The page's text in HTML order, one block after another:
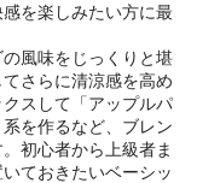
を楽しみたい方に最
風味をじっくりと堪
さらに清涼感を高め
スして「アップルパ
を作るなど、ブレン
初心者から上級者ま
ておきたいベーシッ